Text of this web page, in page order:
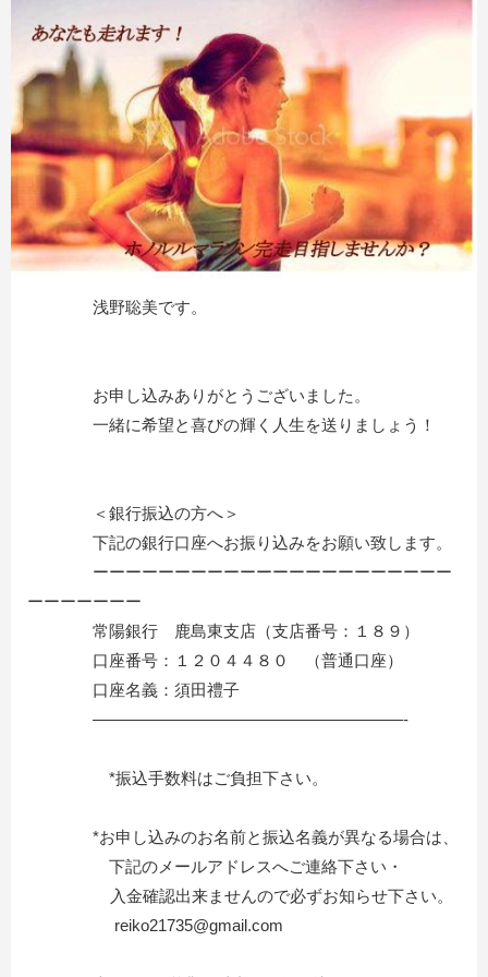
浅野聡美です。
お申し込みありがとうございました。
一緒に希望と喜びの輝く人生を送りましょう！
＜銀行振込の方へ＞
下記の銀行口座へお振り込みをお願い致します。
ーーーーーーーーーーーーーーーーーーーーーー
ーーーーーーー
常陽銀行 鹿島東支店（支店番号：１８９）
口座番号：１２０４４８０ （普通口座）
口座名義：須田禮子
———————————————————-
*振込手数料はご負担下さい。
*お申し込みのお名前と振込名義が異なる場合は、
下記のメールアドレスへご連絡下さい・
入金確認出来ませんので必ずお知らせ下さい。
reiko21735@gmail.com